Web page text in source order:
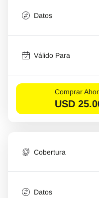
Datos
Válido Para
Comprar
USD
Cobertura
Datos